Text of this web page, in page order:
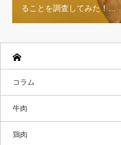
ることを調査してみた！…
コラム
牛肉
鶏肉